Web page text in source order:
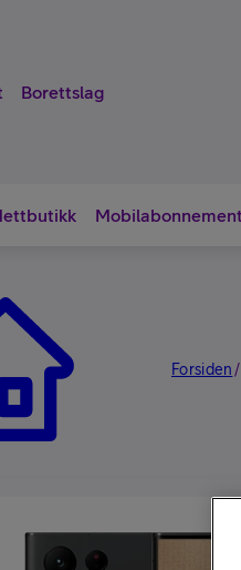
Borettslag
Mobilabonnement
Forsiden /